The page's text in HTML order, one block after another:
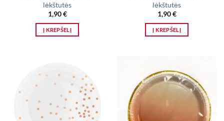
lėkštutės
1,90€
Į KREPŠELĮ
lėkštutės
1,90€
Į KREPŠELĮ